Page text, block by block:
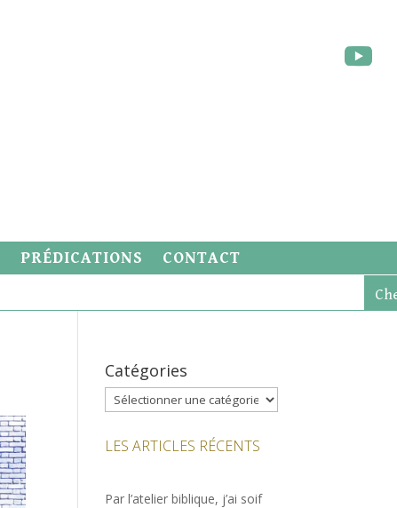
PRÉDICATIONS CONTACT
Catégories
Catégories
LES ARTICLES RÉCENTS
Par l’atelier biblique, j’ai soif